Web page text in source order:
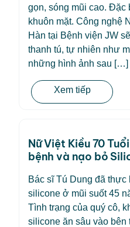
gọn, sóng mũi cao. Đặc
khuôn mặt. Công nghệ
Hàn tại Bệnh viện JW
thanh tú, tự nhiên như
những hình ảnh sau […]
Xem tiếp
Nữ Việt Kiều 70
bệnh và nạo bỏ
Bác sĩ Tú Dung đã
silicone ở mũi suốt 45
Tình trạng của quý cô,
silicone ăn sâu vào bên